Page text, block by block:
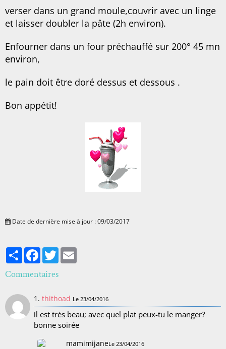
verser dans un grand moule,couvrir avec un linge
et laisser doubler la pâte (2h environ).
Enfourner dans un four préchauffé sur 200° 45 mn
environ,
le pain doit être doré dessus et dessous .
Bon appétit!
Date de dernière mise à jour : 09/03/2017
PartagerFacebook
Twitter
Commentaires
1. thithoad Le 23/04/2016
il est très beau; avec quel plat peux-tu le manger?
bonne soirée
mamimijaneLe 23/04/2016